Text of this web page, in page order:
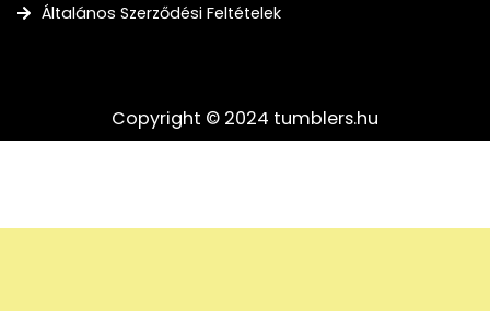
Általános Szerződési Feltételek
Copyright © 2024 tumblers.hu